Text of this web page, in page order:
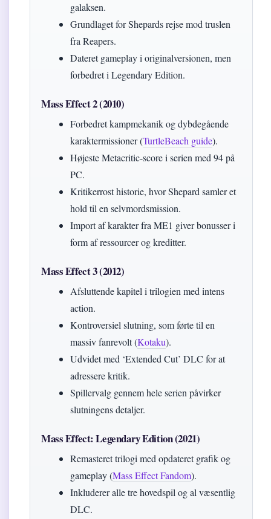
galaksen.
Grundlaget for Shepards rejse mod truslen
fra Reapers.
Dateret gameplay i originalversionen, men
forbedret i Legendary Edition.
Mass Effect 2 (2010)
Forbedret kampmekanik og dybdegående
karaktermissioner (TurtleBeach guide).
Højeste Metacritic-score i serien med 94 på
PC.
Kritikerrost historie, hvor Shepard samler et
hold til en selvmordsmission.
Import af karakter fra ME1 giver bonusser i
form af ressourcer og kreditter.
Mass Effect 3 (2012)
Afsluttende kapitel i trilogien med intens
action.
Kontroversiel slutning, som førte til en
massiv fanrevolt (Kotaku).
Udvidet med ‘Extended Cut’ DLC for at
adressere kritik.
Spillervalg gennem hele serien påvirker
slutningens detaljer.
Mass Effect: Legendary Edition (2021)
Remasteret trilogi med opdateret grafik og
gameplay (Mass Effect Fandom).
Inkluderer alle tre hovedspil og al væsentlig
DLC.